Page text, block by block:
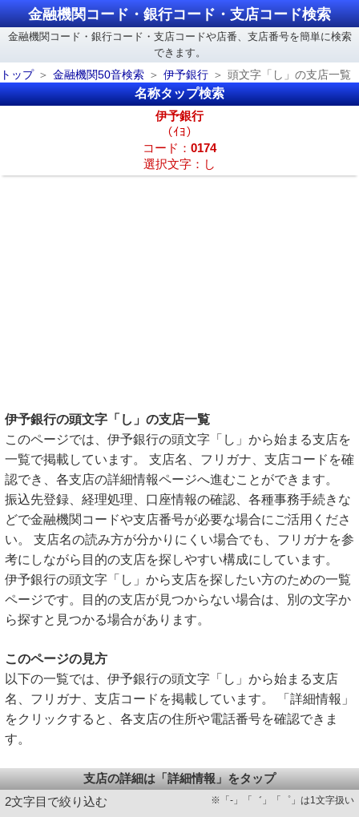
金融機関コード・銀行コード・支店コード検索
金融機関コード・銀行コード・支店コードや店番、支店番号を簡単に検索
できます。
トップ
金融機関50音検索 伊予銀行 頭文字「し」の支店一覧
名称タップ検索
伊予銀行
（ｲﾖ）
コード： 0174
選択文字：し
伊予銀行の頭文字「し」の支店一覧
このページでは、伊予銀行の頭文字「し」から始まる支店を
一覧で掲載しています。 支店名、フリガナ、支店コードを確
認でき、各支店の詳細情報ページへ進むことができます。
振込先登録、経理処理、口座情報の確認、各種事務手続きな
どで金融機関コードや支店番号が必要な場合にご活用くださ
い。 支店名の読み方が分かりにくい場合でも、フリガナを参
考にしながら目的の支店を探しやすい構成にしています。
伊予銀行の頭文字「し」から支店を探したい方のための一覧
ページです。目的の支店が見つからない場合は、別の文字か
ら探すと見つかる場合があります。
このページの見方
以下の一覧では、伊予銀行の頭文字「し」から始まる支店
名、フリガナ、支店コードを掲載しています。 「詳細情報」
をクリックすると、各支店の住所や電話番号を確認できま
す。
支店の詳細は「詳細情報」をタップ
2文字目で絞り込む
※「-」「゛」「゜」は1文字扱い